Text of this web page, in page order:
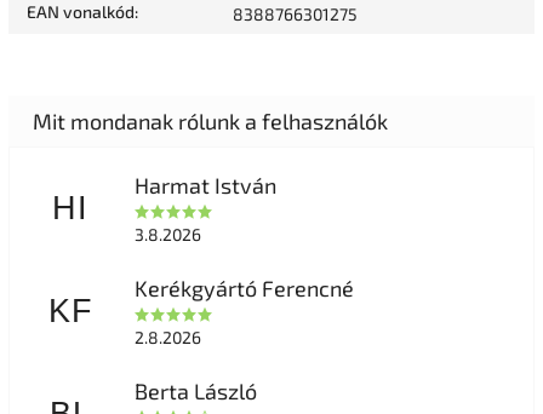
EAN vonalkód: 8388766301275
HI
Harmat István
3.8.2026
KF
Kerékgyártó Ferencné
2.8.2026
Berta László